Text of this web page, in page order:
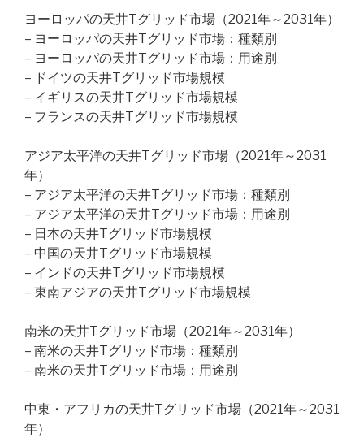
ヨーロッパの天井Tグリッド市場（2021年～2031年）
– ヨーロッパの天井Tグリッド市場：種類別
– ヨーロッパの天井Tグリッド市場：用途別
– ドイツの天井Tグリッド市場規模
– イギリスの天井Tグリッド市場規模
– フランスの天井Tグリッド市場規模
アジア太平洋の天井Tグリッド市場（2021年～2031
年）
– アジア太平洋の天井Tグリッド市場：種類別
– アジア太平洋の天井Tグリッド市場：用途別
– 日本の天井Tグリッド市場規模
– 中国の天井Tグリッド市場規模
– インドの天井Tグリッド市場規模
– 東南アジアの天井Tグリッド市場規模
南米の天井Tグリッド市場（2021年～2031年）
– 南米の天井Tグリッド市場：種類別
– 南米の天井Tグリッド市場：用途別
中東・アフリカの天井Tグリッド市場（2021年～2031
年）